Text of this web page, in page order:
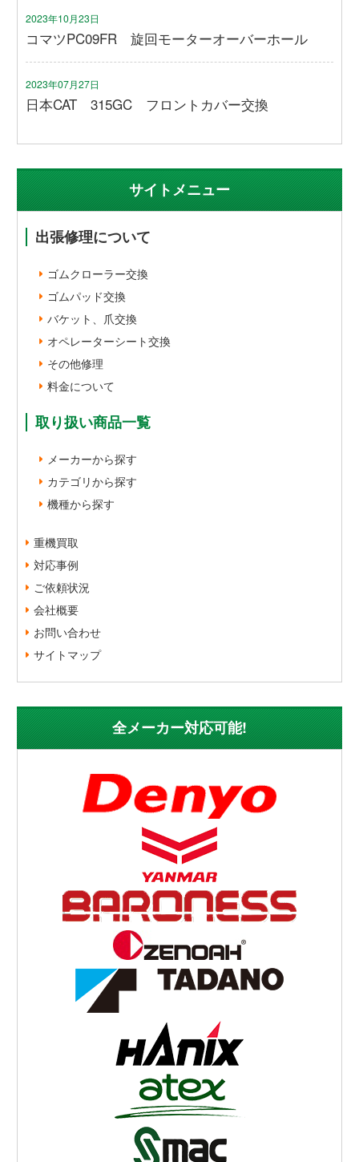
2023年10月23日
コマツPC09FR 旋回モーターオーバーホール
2023年07月27日
日本CAT 315GC フロントカバー交換
サイトメニュー
出張修理について
ゴムクローラー交換
ゴムパッド交換
バケット、爪交換
オペレーターシート交換
その他修理
料金について
取り扱い商品一覧
メーカーから探す
カテゴリから探す
機種から探す
重機買取
対応事例
ご依頼状況
会社概要
お問い合わせ
サイトマップ
全メーカー対応可能!